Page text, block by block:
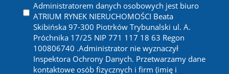
Administratorem danych osobowych jest biuro
ATRIUM RYNEK NIERUCHOMOŚCI Beata
Skibińska 97-300 Piotrków Trybunalski ul. A.
Próchnika 17/25 NIP 771 117 18 63 Regon
100806740 .Administrator nie wyznaczył
Inspektora Ochrony Danych. Przetwarzamy dane
kontaktowe osób fizycznych i firm (imię i